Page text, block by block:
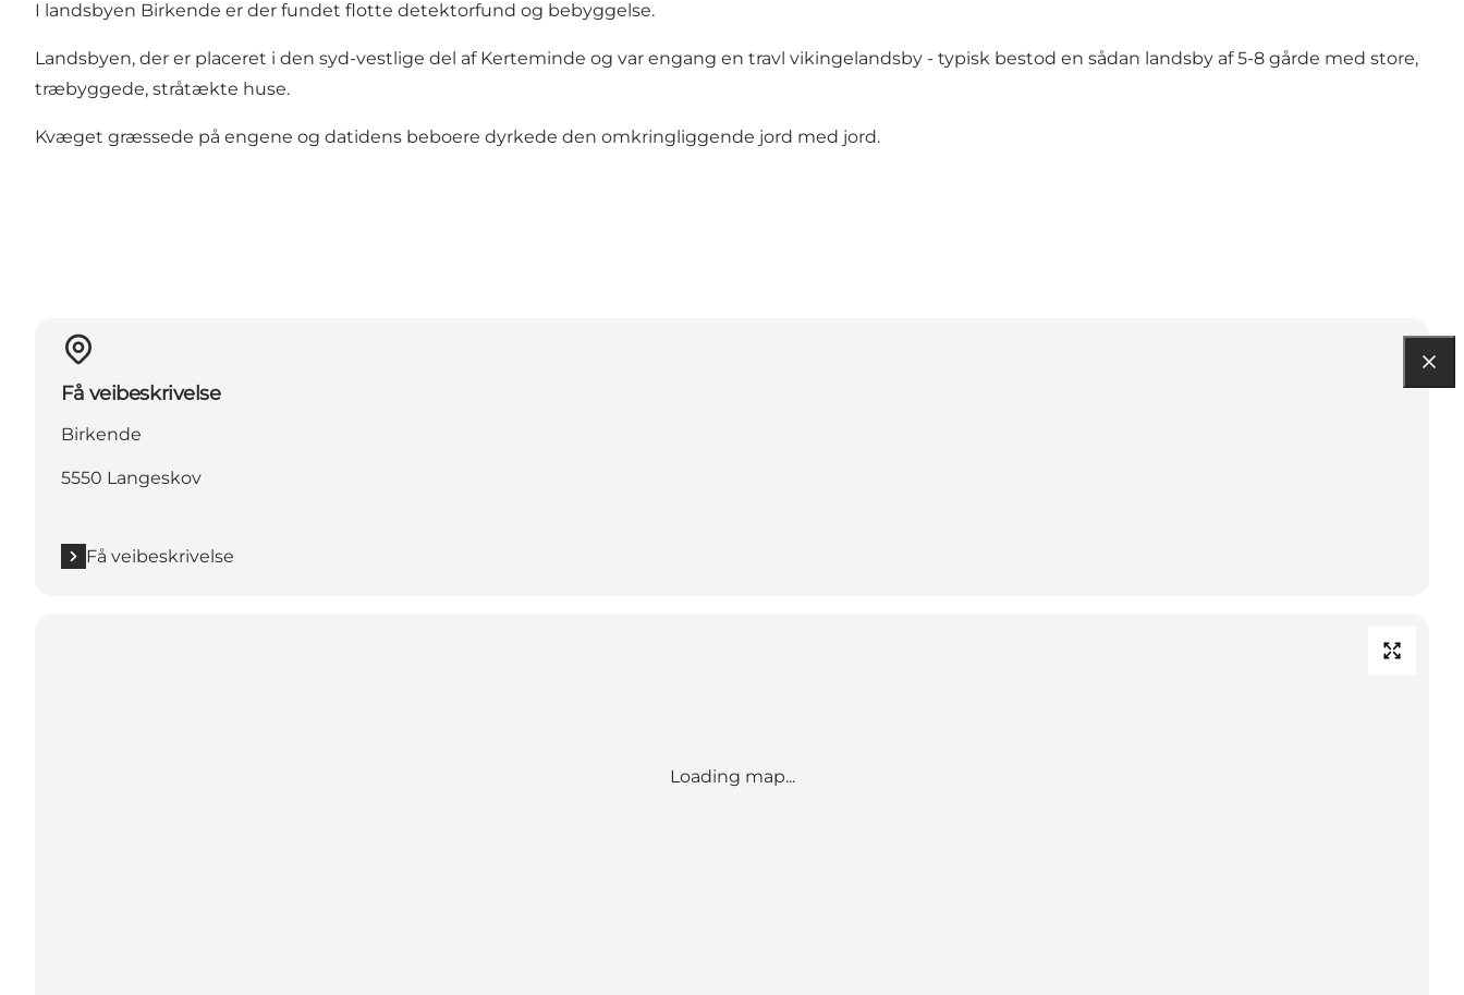
I landsbyen Birkende er der fundet flotte detektorfund og bebyggelse.
Landsbyen, der er placeret i den syd-vestlige del af Kerteminde og var engang en travl vikingelandsby - typisk bestod en sådan landsby af 5-8 gårde med store,
træbyggede, stråtækte huse.
Kvæget græssede på engene og datidens beboere dyrkede den omkringliggende jord med jord.
Få veibeskrivelse
Birkende
5550 Langeskov
Få veibeskrivelse
Loading map...